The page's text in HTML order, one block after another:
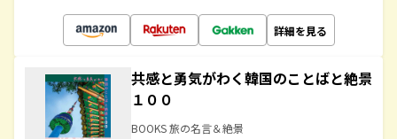
詳細を見る
共感と勇気がわく韓国のことばと絶景
１００
BOOKS 旅の名言＆絶景